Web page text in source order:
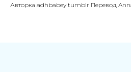
Авторка adhbabey tumblr Перевод